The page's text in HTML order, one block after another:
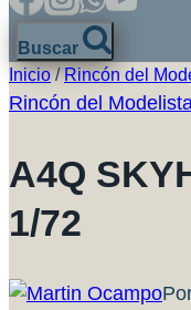
Buscar
Inicio / Rincón del
Rincón del
A4Q
1/72